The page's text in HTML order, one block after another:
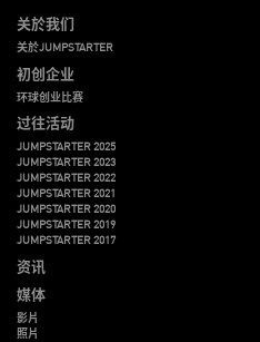
关於我们
关於JUMPSTARTER
初创企业
环球创业比赛
过往活动
JUMPSTARTER 2025
JUMPSTARTER 2023
JUMPSTARTER 2022
JUMPSTARTER 2021
JUMPSTARTER 2020
JUMPSTARTER 2019
JUMPSTARTER 2017
资讯
媒体
影片
照片